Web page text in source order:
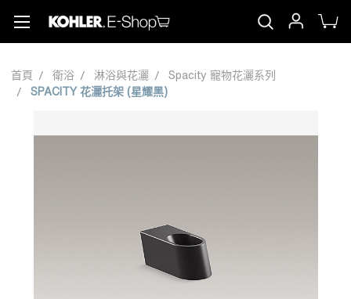
首頁 衛浴 淋浴與花灑
Spacity 寵物花灑系列
SPACITY 花灑托架 (星耀黑)